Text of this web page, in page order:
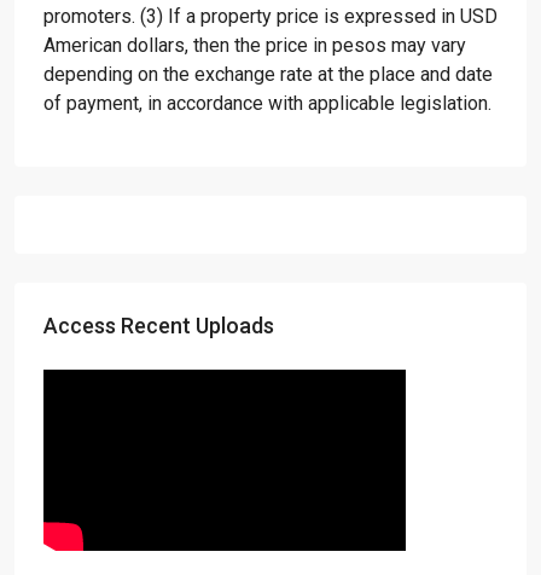
promoters. (3) If a property price is expressed in USD
American dollars, then the price in pesos may vary
depending on the exchange rate at the place and date
of payment, in accordance with applicable legislation.
Access Recent Uploads